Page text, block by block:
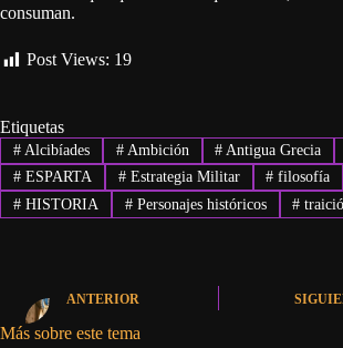
consuman.
Post Views: 19
Etiquetas
#Alcibíades #Ambición # Antigua Grecia
#ESPARTA #Estrategia Militar # filosofía
#HISTORIA #Personajes históricos #
ANTERIOR
Más sobre este tema